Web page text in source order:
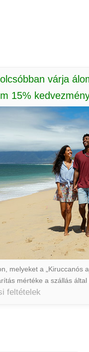
várja
15%
melyeket a „Kiruccanós
mértéke a szállás
feltételek